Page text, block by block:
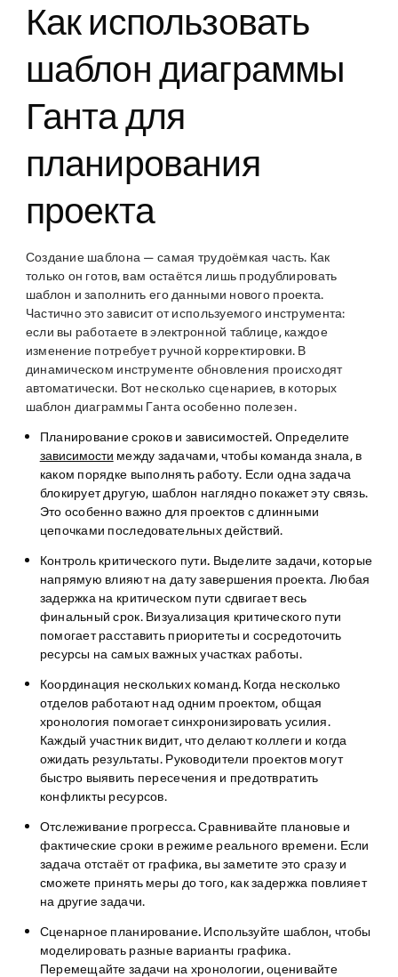
Как использовать
шаблон диаграммы
Ганта для
планирования
проекта
Создание шаблона — самая трудоёмкая часть. Как
только он готов, вам остаётся лишь продублировать
шаблон и заполнить его данными нового проекта.
Частично это зависит от используемого инструмента:
если вы работаете в электронной таблице, каждое
изменение потребует ручной корректировки. В
динамическом инструменте обновления происходят
автоматически. Вот несколько сценариев, в которых
шаблон диаграммы Ганта особенно полезен.
Планирование сроков и зависимостей. Определите
зависимости между задачами, чтобы команда знала, в
каком порядке выполнять работу. Если одна задача
блокирует другую, шаблон наглядно покажет эту связь.
Это особенно важно для проектов с длинными
цепочками последовательных действий.
Контроль критического пути. Выделите задачи, которые
напрямую влияют на дату завершения проекта. Любая
задержка на критическом пути сдвигает весь
финальный срок. Визуализация критического пути
помогает расставить приоритеты и сосредоточить
ресурсы на самых важных участках работы.
Координация нескольких команд. Когда несколько
отделов работают над одним проектом, общая
хронология помогает синхронизировать усилия.
Каждый участник видит, что делают коллеги и когда
ожидать результаты. Руководители проектов могут
быстро выявить пересечения и предотвратить
конфликты ресурсов.
Отслеживание прогресса.Сравнивайте плановые и
фактические сроки в режиме реального времени. Если
задача отстаёт от графика, вы заметите это сразу и
сможете принять меры до того, как задержка повлияет
на другие задачи.
Сценарное планирование. Используйте шаблон, чтобы
моделировать разные варианты графика.
Перемещайте задачи на хронологии, оценивайте